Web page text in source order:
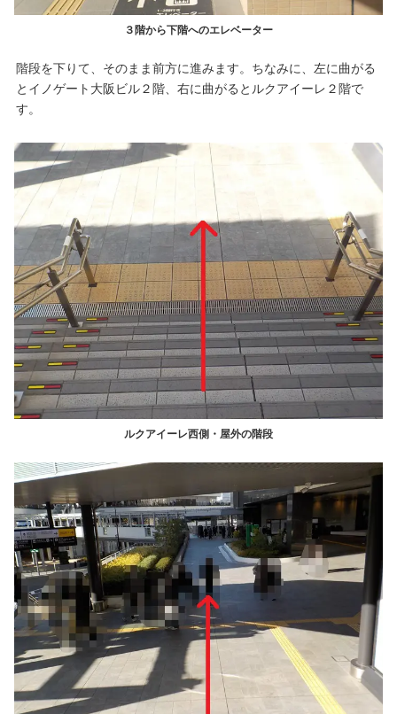
３階から下階へのエレベーター
階段を下りて、そのまま前方に進みます。ちなみに、左に曲がる
とイノゲート大阪ビル２階、右に曲がるとルクアイーレ２階で
す。
ルクアイーレ西側・屋外の階段